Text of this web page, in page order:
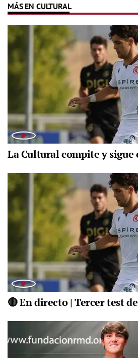
MÁS EN CULTURAL
La Cultural compite y sigue
🔴 En directo | Tercer test